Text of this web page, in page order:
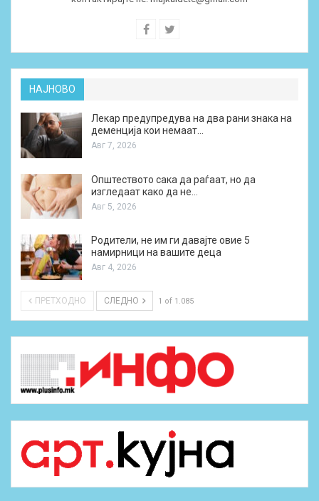
НАЈНОВО
Лекар предупредува на два рани знака на
деменција кои немаат…
Авг 7, 2026
Општеството сака да раѓаат, но да
изгледаат како да не…
Авг 5, 2026
Родители, не им ги давајте овие 5
намирници на вашите деца
Авг 4, 2026
ПРЕТХОДНО СЛЕДНО 1 of 1.085